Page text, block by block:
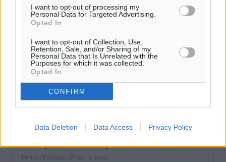
I want to opt-out of processing my
Personal Data for Targeted Advertising.
Opted In
I want to opt-out of Collection, Use,
Retention, Sale, and/or Sharing of my
Personal Data that Is Unrelated with the
Purposes for which it was collected.
Opted In
CONFIRM
Data Deletion Data Access Privacy Policy
Από την παράδοση της Ρόδου στα ερευνητικά
εργαστήρια: Το μελεκούνι αποκτά διεθνές
επιστημονικό ενδιαφέρον
Πολιτιστικά• πριν 3 ώρες
Επίσκεψη θα πραγματοποιήσει στη Λέρο τον
Σεπτέμβριο η Όλγα Κεφαλογιάννη
Τοπικές Ειδήσεις• πριν 4 ώρες
που γίνονται στα νησιά μας γιατί ο πολιτισμός είναι
δικαίωμα όλων και δύναμη ζωής
Τοπικές Ειδήσεις πριν 4 ώρες